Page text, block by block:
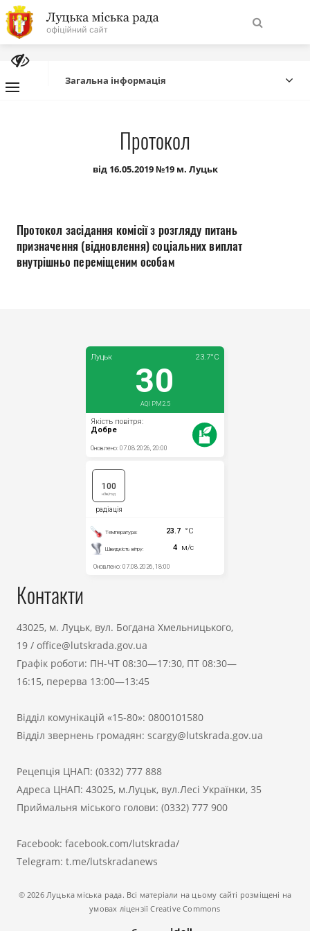
На
головну
Про місто
Міська влада
Бюджет
Загальна інформація
Протокол
від 16.05.2019 №19 м. Луцьк
Протокол засідання комісії з розгляду питань
призначення (відновлення) соціальних виплат
внутрішньо переміщеним особам
Контакти
43025, м. Луцьк, вул. Богдана Хмельницького,
19 / office@lutskrada.gov.ua
Графік роботи: ПН-ЧТ 08:30—17:30, ПТ 08:30—
16:15, перерва 13:00—13:45
Відділ комунікацій «15-80»: 0800101580
Відділ звернень громадян: scargy@lutskrada.gov.ua
Рецепція ЦНАП: (0332) 777 888
Адреса ЦНАП: 43025, м.Луцьк, вул.Лесі Українки, 35
Приймальня міського голови: (0332) 777 900
Facebook: facebook.com/lutskrada/
Telegram: t.me/lutskradanews
© 2026 Луцька міська рада. Всі матеріали на цьому сайті розміщені на
умовах ліцензії Creative Commons